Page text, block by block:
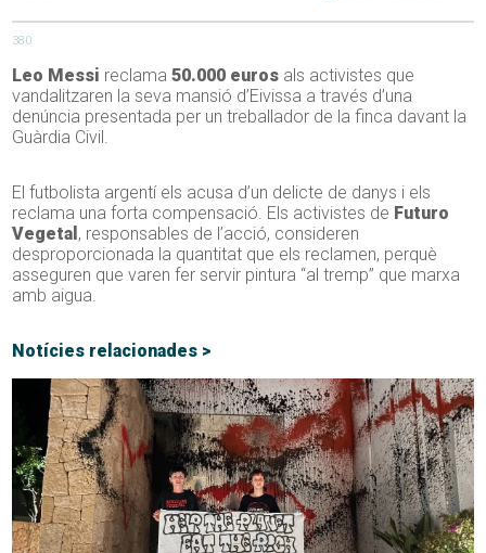
380
Leo Messi reclama 50.000 euros als activistes que
vandalitzaren la seva mansió d’Eivissa a través d’una
denúncia presentada per un treballador de la finca davant la
Guàrdia Civil.
El futbolista argentí els acusa d’un delicte de danys i els
reclama una forta compensació. Els activistes de Futuro
Vegetal , responsables de l’acció, consideren
desproporcionada la quantitat que els reclamen, perquè
asseguren que varen fer servir pintura “al tremp” que marxa
amb aigua.
Notícies relacionades >